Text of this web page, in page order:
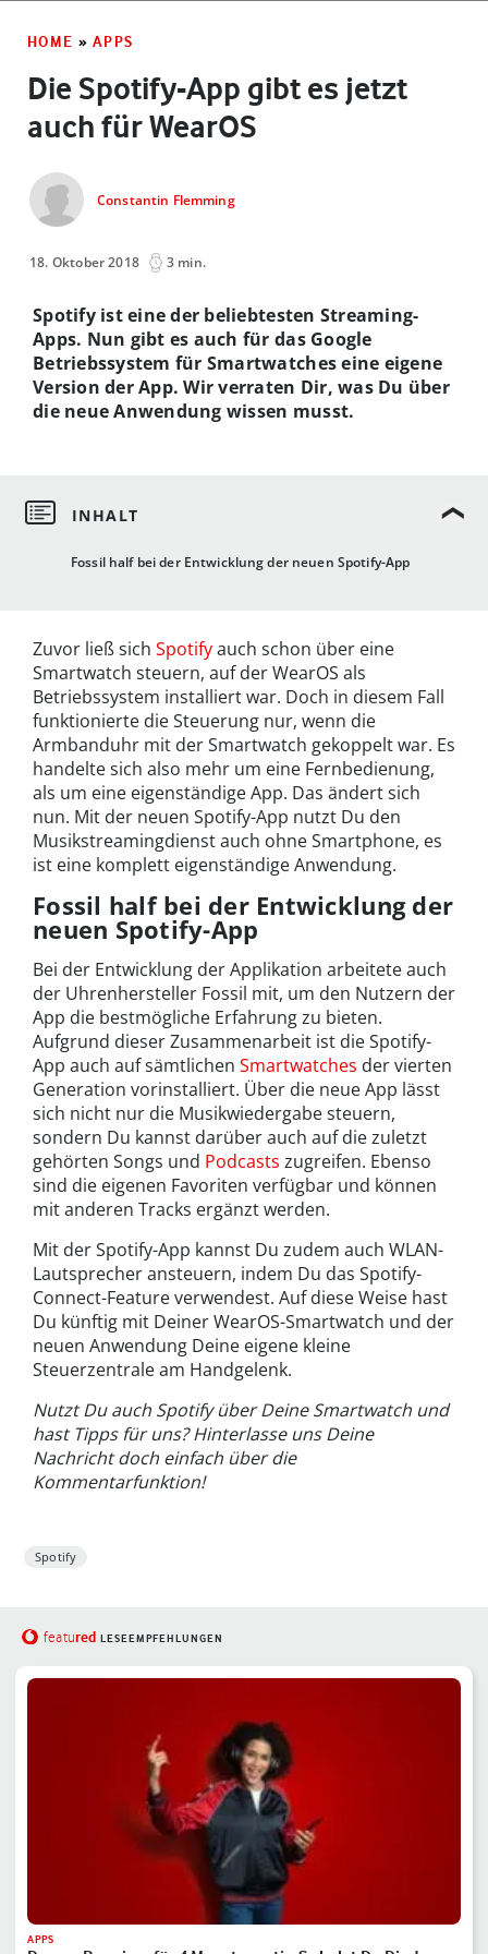
HOME » APPS
Die Spotify-App gibt es jetzt
auch für WearOS
Constantin Flemming
18. Oktober 2018 3 min.
Fossil half bei der Entwicklung der neuen Spotify-App
Spotify ist eine der beliebtesten Streaming-
Apps. Nun gibt es auch für das Google
Betriebssystem für Smartwatches eine eigene
Version der App. Wir verraten Dir, was Du über
die neue Anwendung wissen musst.
Zuvor ließ sich Spotifyauch schon über eine
Smartwatch steuern, auf der WearOS als
Betriebssystem installiert war. Doch in diesem Fall
funktionierte die Steuerung nur, wenn die
Armbanduhr mit der Smartwatch gekoppelt war. Es
handelte sich also mehr um eine Fernbedienung,
als um eine eigenständige App. Das ändert sich
nun. Mit der neuen Spotify-App nutzt Du den
Musikstreamingdienst auch ohne Smartphone, es
ist eine komplett eigenständige Anwendung.
Fossil half bei der Entwicklung der
neuen Spotify-App
Bei der Entwicklung der Applikation arbeitete auch
der Uhrenhersteller Fossil mit, um den Nutzern der
App die bestmögliche Erfahrung zu bieten.
Aufgrund dieser Zusammenarbeit ist die Spotify-
App auch auf sämtlichen Smartwatches der vierten
Generation vorinstalliert. Über die neue App lässt
sich nicht nur die Musikwiedergabe steuern,
sondern Du kannst darüber auch auf die zuletzt
gehörten Songs und Podcasts zugreifen. Ebenso
sind die eigenen Favoriten verfügbar und können
mit anderen Tracks ergänzt werden.
Mit der Spotify-App kannst Du zudem auch WLAN-
Lautsprecher ansteuern, indem Du das Spotify-
Connect-Feature verwendest. Auf diese Weise hast
Du künftig mit Deiner WearOS-Smartwatch und der
neuen Anwendung Deine eigene kleine
Steuerzentrale am Handgelenk.
Nutzt Du auch Spotify über Deine Smartwatch und
hast Tipps für uns? Hinterlasse uns Deine
Nachricht doch einfach über die
Kommentarfunktion!
Spotify
featured LESEEMPFEHLUNGEN
APPS